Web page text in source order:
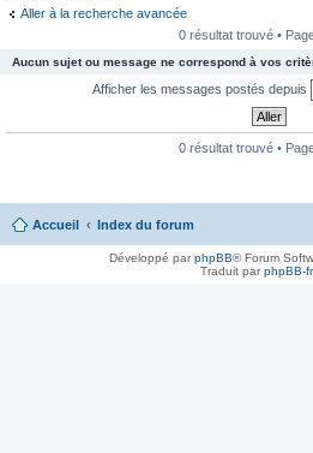
Aller à la recherche avancée
0 résultat trouvé •
Aucun sujet ou message ne correspond à vos
Afficher les messages postés depuis
0 résultat trouvé •
Accueil Index du forum
Développé parphpBB® Forum
Traduit parphpBB-